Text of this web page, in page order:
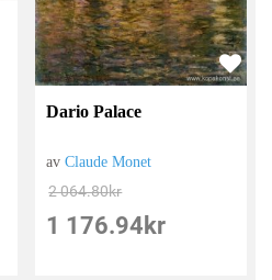
Dario Palace
avClaude Monet
2 064.80kr
1 176.94 kr